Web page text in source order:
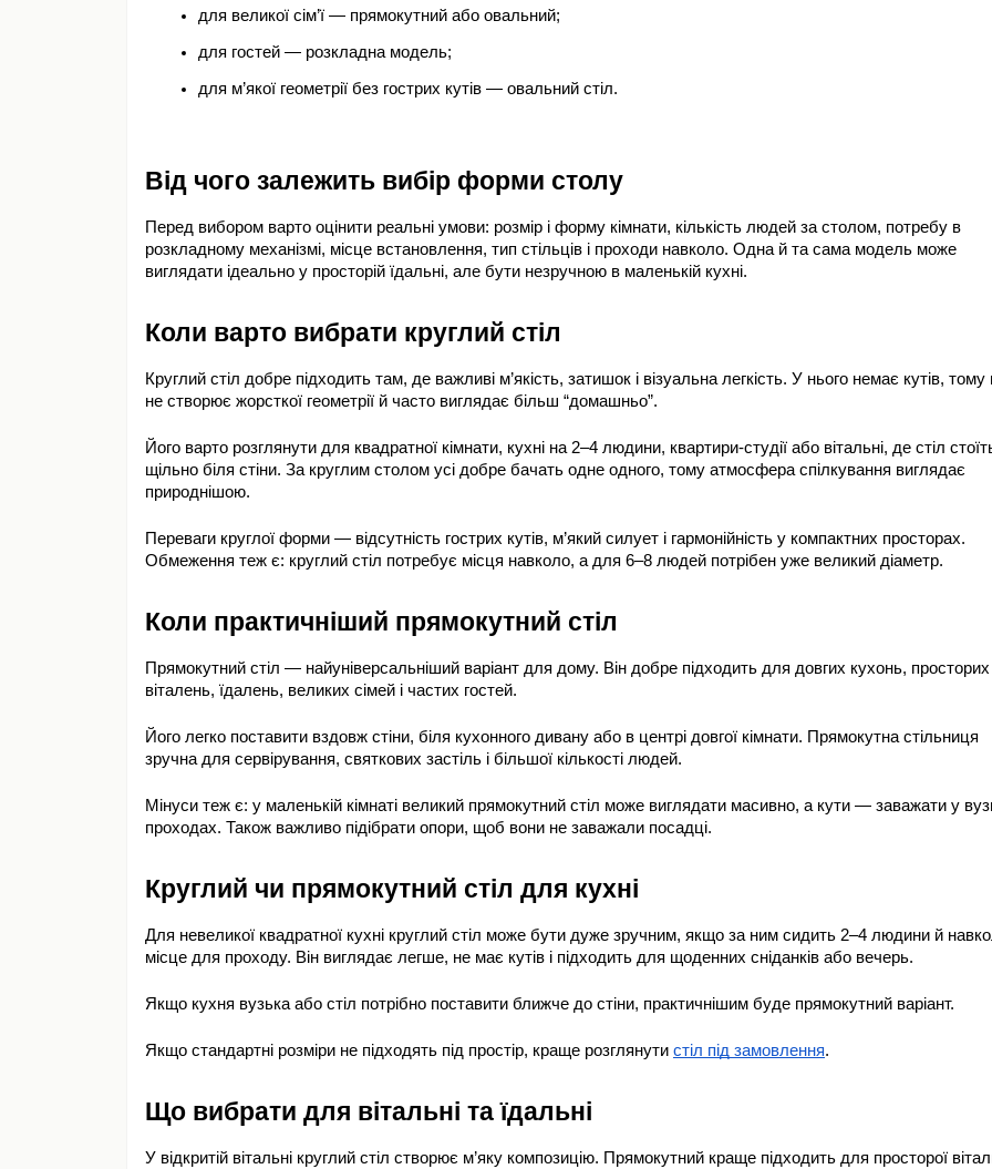
для великої сім’ї — прямокутний або овальний;
для гостей — розкладна модель;
для м’якої геометрії без гострих кутів — овальний стіл.
Від чого залежить вибір форми столу
Перед вибором варто оцінити реальні умови: розмір і форму кімнати, кількість людей за столом, потребу в
розкладному механізмі, місце встановлення, тип стільців і проходи навколо. Одна й та сама модель може
виглядати ідеально у просторій їдальні, але бути незручною в маленькій кухні.
Коли варто вибрати круглий стіл
Круглий стіл добре підходить там, де важливі м’якість, затишок і візуальна легкість. У нього немає кутів, тому
не створює жорсткої геометрії й часто виглядає більш “домашньо”.
Його варто розглянути для квадратної кімнати, кухні на 2–4 людини, квартири-студії або вітальні, де стіл
щільно біля стіни. За круглим столом усі добре бачать одне одного, тому атмосфера спілкування виглядає
природнішою.
Переваги круглої форми — відсутність гострих кутів, м’який силует і гармонійність у компактних просторах.
Обмеження теж є: круглий стіл потребує місця навколо, а для 6–8 людей потрібен уже великий діаметр.
Коли практичніший прямокутний стіл
Прямокутний стіл — найуніверсальніший варіант для дому. Він добре підходить для довгих кухонь, просторих
віталень, їдалень, великих сімей і частих гостей.
Його легко поставити вздовж стіни, біля кухонного дивану або в центрі довгої кімнати. Прямокутна стільниця
зручна для сервірування, святкових застіль і більшої кількості людей.
Мінуси теж є: у маленькій кімнаті великий прямокутний стіл може виглядати масивно, а кути — заважати у
проходах. Також важливо підібрати опори, щоб вони не заважали посадці.
Круглий чи прямокутний стіл для кухні
Для невеликої квадратної кухні круглий стіл може бути дуже зручним, якщо за ним сидить 2–4 людини й
місце для проходу. Він виглядає легше, не має кутів і підходить для щоденних сніданків або вечерь.
Якщо кухня вузька або стіл потрібно поставити ближче до стіни, практичнішим буде прямокутний варіант.
Якщо стандартні розміри не підходять під простір, краще розглянути стіл під замовлення.
Що вибрати для вітальні та їдальні
У відкритій вітальні круглий стіл створює м’яку композицію. Прямокутний краще підходить для просторої